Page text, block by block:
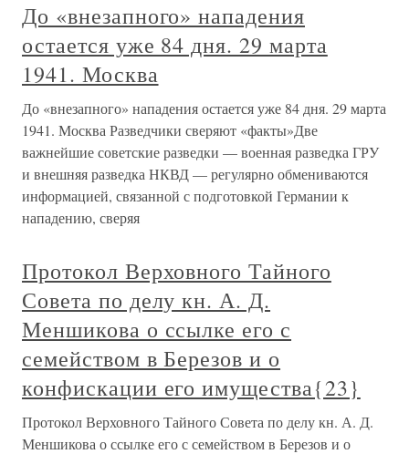
До «внезапного» нападения
остается уже 84 дня. 29 марта
1941. Москва
До «внезапного» нападения остается уже 84 дня. 29 марта
1941. Москва Разведчики сверяют «факты»Две
важнейшие советские разведки — военная разведка ГРУ
и внешняя разведка НКВД — регулярно обмениваются
информацией, связанной с подготовкой Германии к
нападению, сверяя
Протокол Верховного Тайного
Совета по делу кн. А. Д.
Меншикова о ссылке его с
семейством в Березов и о
конфискации его имущества{23}
Протокол Верховного Тайного Совета по делу кн. А. Д.
Меншикова о ссылке его с семейством в Березов и о